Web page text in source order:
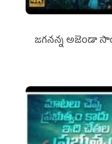
జగనన్న అజెండా